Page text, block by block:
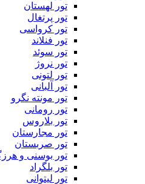
تور لهستان
تور پرتغال
تور کرواسی
تور فنلاند
تور سوئد
تور نروژ
تور لتونی
تور آلبانی
تور مونته نگرو
تور رومانی
تور بلاروس
تور مجارستان
تور صربستان
تور بوسنی و
تور بلگراد
تور لیتوانی